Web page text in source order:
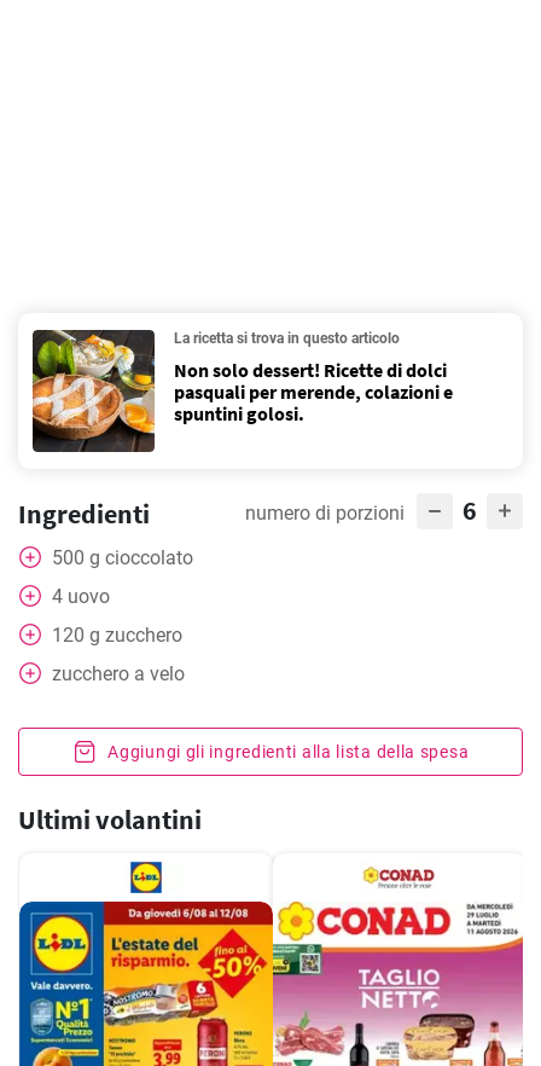
La ricetta si trova in questo articolo
Non solo dessert! Ricette di dolci
pasquali per merende, colazioni e
spuntini golosi.
Ingredienti numero di porzioni 6
500 g cioccolato
4 uovo
120 g zucchero
zucchero a velo
Aggiungi gli ingredienti alla lista della spesa
Ultimi volantini